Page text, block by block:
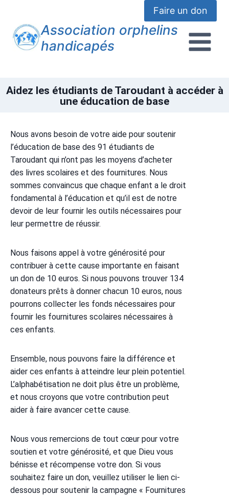
Faire un don
Association orphelins
handicapés
Aidez les étudiants de Taroudant à accéder à
une éducation de base
Nous avons besoin de votre aide pour soutenir
l’éducation de base des 91 étudiants de
Taroudant qui n’ont pas les moyens d’acheter
des livres scolaires et des fournitures. Nous
sommes convaincus que chaque enfant a le droit
fondamental à l’éducation et qu’il est de notre
devoir de leur fournir les outils nécessaires pour
leur permettre de réussir.
Nous faisons appel à votre générosité pour
contribuer à cette cause importante en faisant
un don de 10 euros. Si nous pouvons trouver 134
donateurs prêts à donner chacun 10 euros, nous
pourrons collecter les fonds nécessaires pour
fournir les fournitures scolaires nécessaires à
ces enfants.
Ensemble, nous pouvons faire la différence et
aider ces enfants à atteindre leur plein potentiel.
L’alphabétisation ne doit plus être un problème,
et nous croyons que votre contribution peut
aider à faire avancer cette cause.
Nous vous remercions de tout cœur pour votre
soutien et votre générosité, et que Dieu vous
bénisse et récompense votre don. Si vous
souhaitez faire un don, veuillez utiliser le lien ci-
dessous pour soutenir la campagne « Fournitures